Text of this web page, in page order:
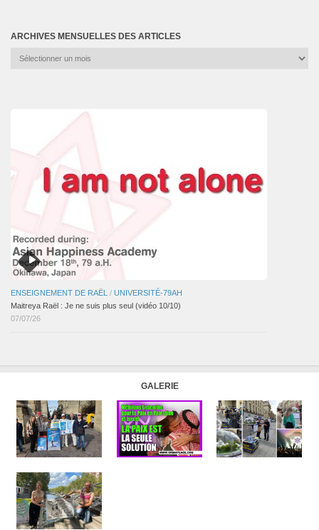
ARCHIVES MENSUELLES DES ARTICLES
Archives
ENSEIGNEMENT DE RAËL / UNIVERSITÉ-79AH
Maitreya Raël : Je ne suis plus seul (vidéo 10/10)
07/07/26
GALERIE